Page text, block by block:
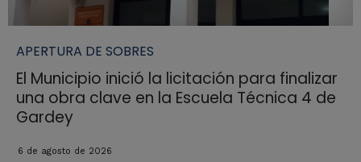
APERTURA DE SOBRES
El Municipio inició la licitación para finalizar
una obra clave en la Escuela Técnica 4 de
Gardey
6 de agosto de 2026